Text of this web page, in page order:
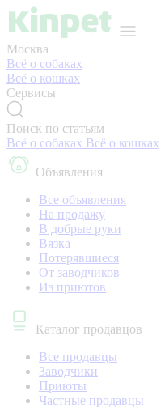
Москва
Всё о собаках
Всё о кошках
Сервисы
Поиск по статьям
Всё о собаках Всё о кошках
Объявления
Все объявления
На продажу
В добрые руки
Вязка
Потерявшиеся
От заводчиков
Из приютов
Каталог продавцов
Все продавцы
Заводчики
Приюты
Частные продавцы